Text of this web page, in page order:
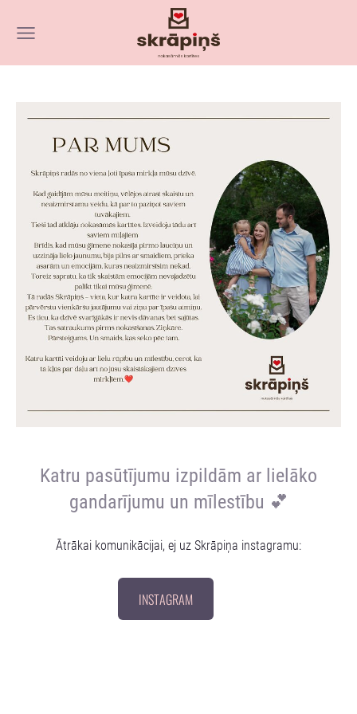
Katru pasūtījumu izpildām ar lielāko
gandarījumu un mīlestību 💕
Ātrākai komunikācijai, ej uz Skrāpiņa instagramu:
INSTAGRAM